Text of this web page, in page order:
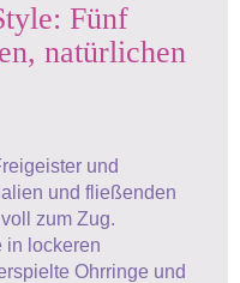
Fünf
natürlichen
und
und fließenden
zum Zug.
in lockeren
Ohrringe und